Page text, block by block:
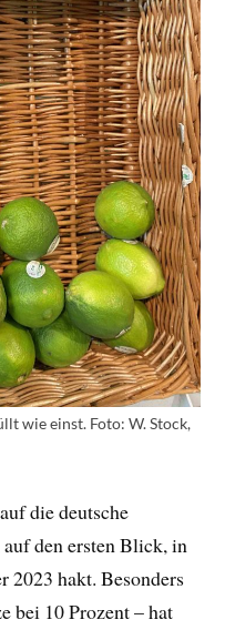
wie einst. Foto: W. Stock,
die deutsche
den ersten Blick, in
2023 hakt. Besonders
bei 10 Prozent – hat